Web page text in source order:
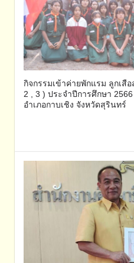
กิจกรรมเข้าค่ายพักแรม ลูกเสื
2 , 3 ) ประจำปีการศึกษา
อำเภอกาบเชิง จังหวัดสุรินทร์